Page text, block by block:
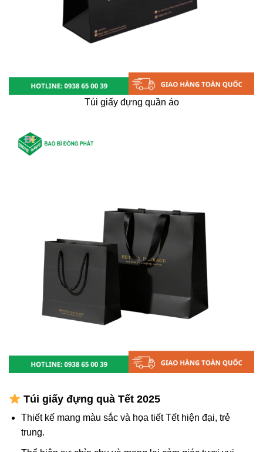
Túi giấy đựng quần áo
Túi giấy đựng quà Tết 2025
Thiết kế mang màu sắc và họa tiết Tết hiện đại, trẻ
trung.